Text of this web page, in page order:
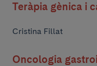
Teràpia gènica i
Cristina Fillat
Oncologia